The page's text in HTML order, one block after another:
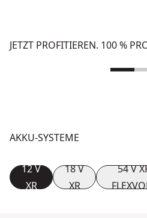
JETZT PROFITIEREN. 100 %
AKKU-SYSTEME
12 V
XR
18 V
XR
54 V